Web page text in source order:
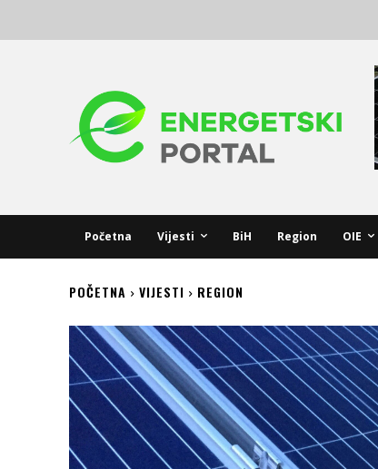
Početna Vijesti BiH Region OIE
POČETNA VIJESTI REGION